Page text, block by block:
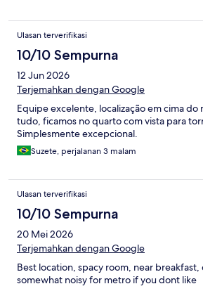
Ulasan terverifikasi
10/10 Sempurna
12 Jun 2026
Terjemahkan dengan Google
Equipe excelente, localização em cima
tudo, ficamos no quarto com vista para
Simplesmente excepcional.
Suzete, perjalanan 3 malam
Ulasan terverifikasi
10/10 Sempurna
20 Mei 2026
Terjemahkan dengan Google
Best location, spacy room, near
somewhat noisy for metro if you dont like